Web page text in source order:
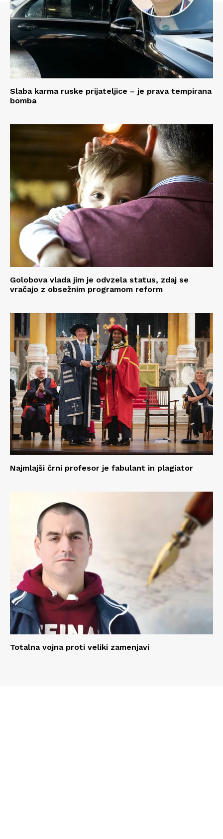
Slaba karma ruske prijateljice – je prava tempirana
bomba
Golobova vlada jim je odvzela status, zdaj se
vračajo z obsežnim programom reform
Najmlajši črni profesor je fabulant in plagiator
Totalna vojna proti veliki zamenjavi